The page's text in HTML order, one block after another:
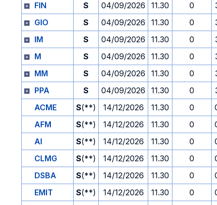
FIN
S 04/09/2026 11.30 0
GIO
S 04/09/2026 11.30 0
IM
S 04/09/2026 11.30 0
M
S 04/09/2026 11.30 0
MM
S 04/09/2026 11.30 0
PPA
S 04/09/2026 11.30 0
ACME
S(**) 14/12/2026 11.30 0
AFM
S(**) 14/12/2026 11.30 0
AI
S(**) 14/12/2026 11.30 0
CLMG
S(**) 14/12/2026 11.30 0
DSBA
S(**) 14/12/2026 11.30 0
EMIT
S(**) 14/12/2026 11.30 0